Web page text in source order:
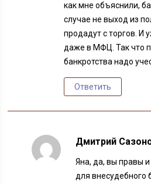
как мне объяснили,
случае не выход из
продадут с торгов. И
даже в МФЦ. Так что
банкротства надо
Ответить
Дмитрий
Яна, да, вы правы
для внесудебного